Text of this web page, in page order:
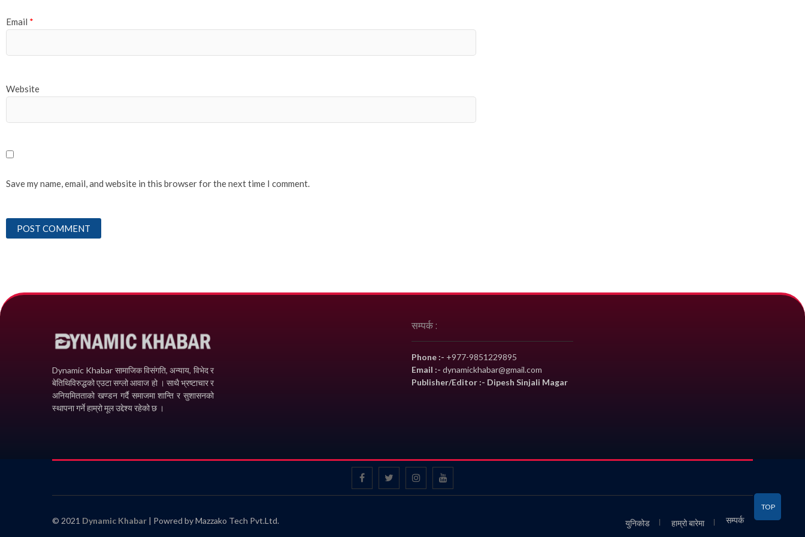
Email *
Website
Save my name, email, and website in this browser for the next time I comment.
Dynamic Khabar सामाजिक विसंगति, अन्याय, विभेद­ र
बेतिथिविरुद्धको एउटा सग्लो आवाज हो । साथै भ्रष्टाचार र
अनियमितताको खण्डन गर्दै समाजमा शान्ति र सुशासनको
स्थापना गर्ने हाम्रो मूल उद्देश्य रहेको छ ।
सम्पर्क :
Phone :- +977-9851229895
Email :- dynamickhabar@gmail.com
Publisher/Editor :- Dipesh Sinjali Magar
युनिकोड हाम्रो बारेमा सम्पर्क
© 2021 Dynamic Khabar | Powred by Mazzako Tech Pvt.Ltd.
TOP